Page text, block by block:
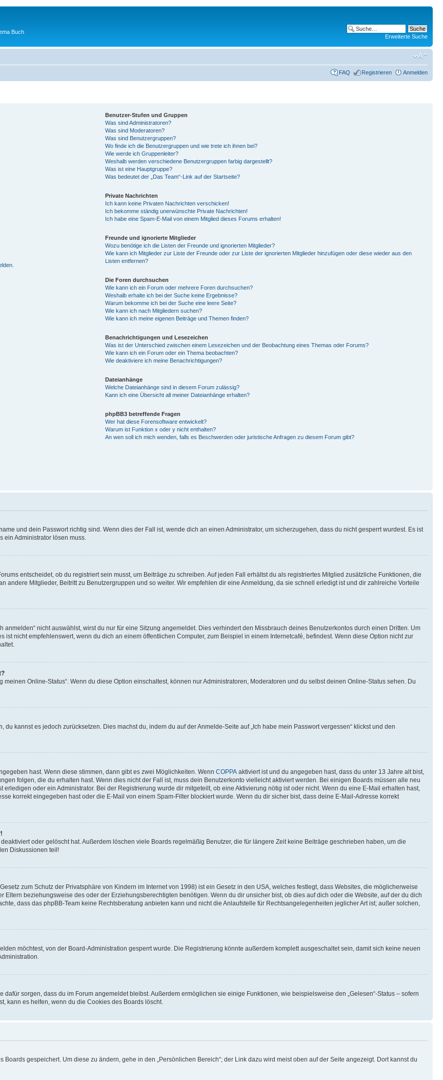
Buch
Erweiterte Suche
FAQ Registrieren Anmelden
Benutzer-Stufen und Gruppen
Was sind Administratoren?
Was sind Moderatoren?
Was sind Benutzergruppen?
Wo finde ich die Benutzergruppen und wie trete ich ihnen bei?
Wie werde ich Gruppenleiter?
Weshalb werden verschiedene Benutzergruppen farbig dargestellt?
Was ist eine Hauptgruppe?
Was bedeutet der „Das Team“-Link auf der Startseite?
Private Nachrichten
Ich kann keine Privaten Nachrichten verschicken!
Ich bekomme ständig unerwünschte Private Nachrichten!
Ich habe eine Spam-E-Mail von einem Mitglied dieses Forums erhalten!
Freunde und ignorierte Mitglieder
Wozu benötige ich die Listen der Freunde und ignorierten Mitglieder?
Wie kann ich Mitglieder zur Liste der Freunde oder zur Liste der ignorierten Mitglieder hinzufügen oder diese wieder aus den
Listen entfernen?
Die Foren durchsuchen
Wie kann ich ein Forum oder mehrere Foren durchsuchen?
Weshalb erhalte ich bei der Suche keine Ergebnisse?
Warum bekomme ich bei der Suche eine leere Seite?
Wie kann ich nach Mitgliedern suchen?
Wie kann ich meine eigenen Beiträge und Themen finden?
Benachrichtigungen und Lesezeichen
Was ist der Unterschied zwischen einem Lesezeichen und der Beobachtung eines Themas oder Forums?
Wie kann ich ein Forum oder ein Thema beobachten?
Wie deaktiviere ich meine Benachrichtigungen?
Dateianhänge
Welche Dateianhänge sind in diesem Forum zulässig?
Kann ich eine Übersicht all meiner Dateianhänge erhalten?
phpBB3 betreffende Fragen
Wer hat diese Forensoftware entwickelt?
Warum ist Funktion x oder y nicht enthalten?
An wen soll ich mich wenden, falls es Beschwerden oder juristische Anfragen zu diesem Forum gibt?
und dein Passwort richtig sind. Wenn dies der Fall ist, wende dich an einen Administrator, um sicherzugehen, dass du nicht gesperrt wurdest. Es ist
Administrator lösen muss.
entscheidet, ob du registriert sein musst, um Beiträge zu schreiben. Auf jeden Fall erhältst du als registriertes Mitglied zusätzliche Funktionen, die
andere Mitglieder, Beitritt zu Benutzergruppen und so weiter. Wir empfehlen dir eine Anmeldung, da sie schnell erledigt ist und dir zahlreiche Vorteile
nicht auswählst, wirst du nur für eine Sitzung angemeldet. Dies verhindert den Missbrauch deines Benutzerkontos durch einen Dritten. Um
nicht empfehlenswert, wenn du dich an einem öffentlichen Computer, zum Beispiel in einem Internetcafé, befindest. Wenn diese Option nicht zur
Online-Status“. Wenn du diese Option einschaltest, können nur Administratoren, Moderatoren und du selbst deinen Online-Status sehen. Du
kannst es jedoch zurücksetzen. Dies machst du, indem du auf der Anmelde-Seite auf „Ich habe mein Passwort vergessen“ klickst und den
hast. Wenn diese stimmen, dann gibt es zwei Möglichkeiten. Wenn COPPA aktiviert ist und du angegeben hast, dass du unter 13 Jahre alt bist,
folgen, die du erhalten hast. Wenn dies nicht der Fall ist, muss dein Benutzerkonto vielleicht aktiviert werden. Bei einigen Boards müssen alle neu
oder ein Administrator. Bei der Registrierung wurde dir mitgeteilt, ob eine Aktivierung nötig ist oder nicht. Wenn du eine E-Mail erhalten hast,
korrekt eingegeben hast oder die E-Mail von einem Spam-Filter blockiert wurde. Wenn du dir sicher bist, dass deine E-Mail-Adresse korrekt
oder gelöscht hat. Außerdem löschen viele Boards regelmäßig Benutzer, die für längere Zeit keine Beiträge geschrieben haben, um die
Diskussionen teil!
zum Schutz der Privatsphäre von Kindern im Internet von 1998) ist ein Gesetz in den USA, welches festlegt, dass Websites, die möglicherweise
beziehungsweise des oder der Erziehungsberechtigten benötigen. Wenn du dir unsicher bist, ob dies auf dich oder die Website, auf der du dich
dass das phpBB-Team keine Rechtsberatung anbieten kann und nicht die Anlaufstelle für Rechtsangelegenheiten jeglicher Art ist; außer solchen,
möchtest, von der Board-Administration gesperrt wurde. Die Registrierung könnte außerdem komplett ausgeschaltet sein, damit sich keine neuen
dafür sorgen, dass du im Forum angemeldet bleibst. Außerdem ermöglichen sie einige Funktionen, wie beispielsweise den „Gelesen“-Status – sofern
kann es helfen, wenn du die Cookies des Boards löscht.
gespeichert. Um diese zu ändern, gehe in den „Persönlichen Bereich“; der Link dazu wird meist oben auf der Seite angezeigt. Dort kannst du